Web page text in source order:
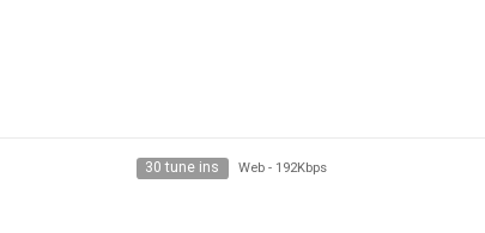
30 tune ins Web - 192Kbps